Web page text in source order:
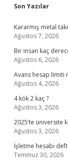
Son Yazılar
Kararmış metal
Ağustos 7, 2026
Bir insan kaç
Ağustos 6, 2026
Avans hesap limiti
Ağustos 4, 2026
4 kök 2 kaç ?
Ağustos 3, 2026
2025’te üniversite
Ağustos 3, 2026
İşletme hesabı
Temmuz 30, 2026